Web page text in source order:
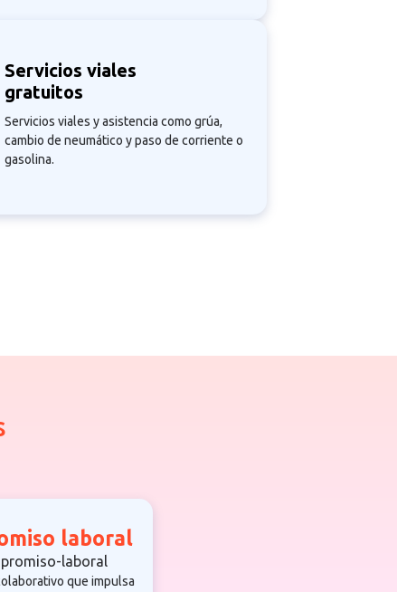
Servicios viales
gratuitos
Servicios viales y asistencia como grúa,
cambio de neumático y paso de corriente o
gasolina.
laboral
que impulsa